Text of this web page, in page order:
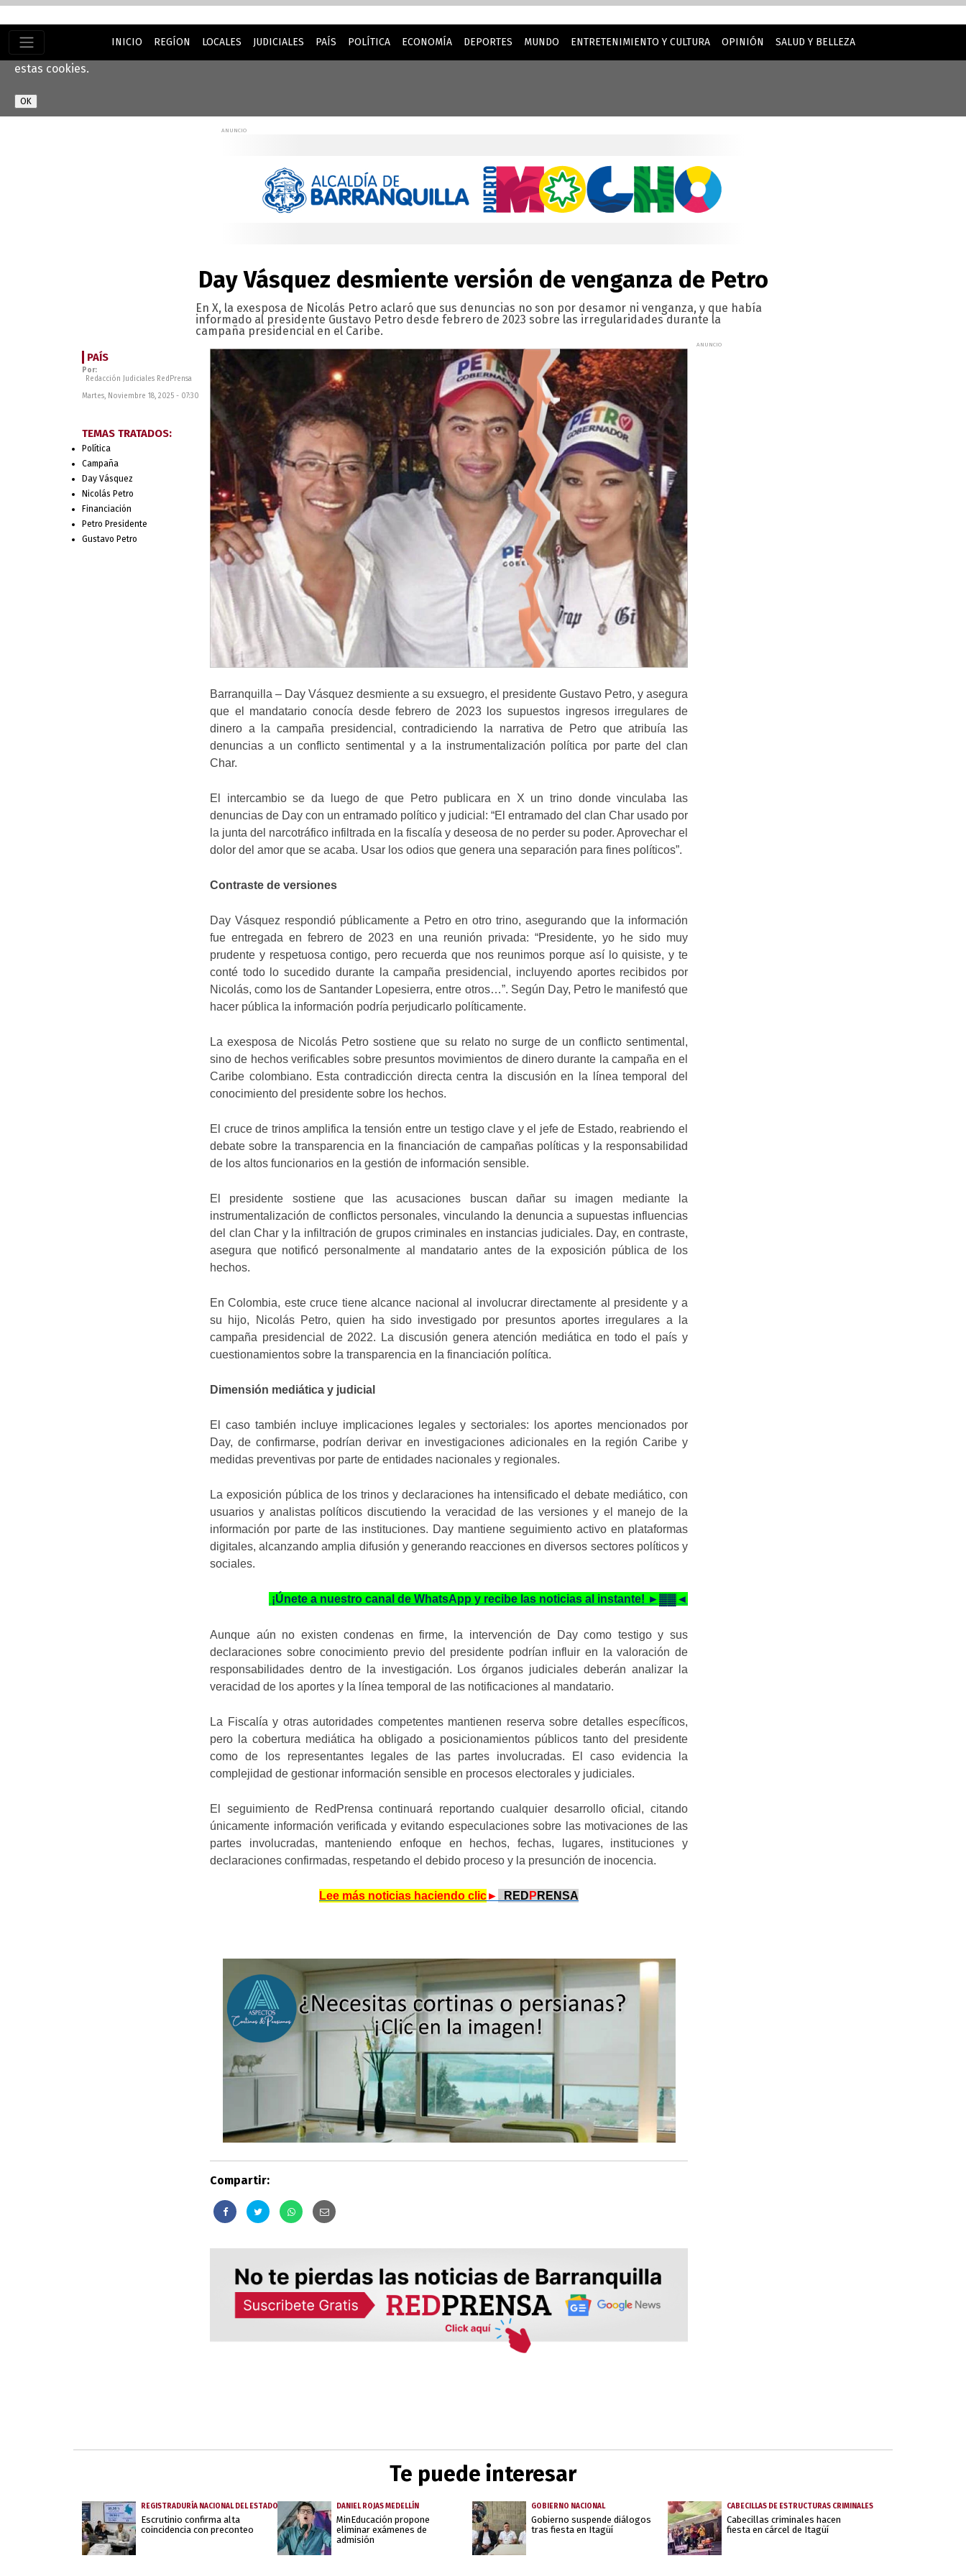
Este sitio web utiliza cookies para ayudarnos a brindarle la mejor experiencia cuando visita nuestro sitio web. Al continuar usando este sitio web, usted acepta nuestro uso de
estas cookies.
INICIO REGÍON LOCALES JUDICIALES PAÍS POLÍTICA ECONOMÍA DEPORTES MUNDO ENTRETENIMIENTO Y CULTURA OPINIÓN SALUD Y BELLEZA
Day Vásquez desmiente versión de venganza de Petro
En X, la exesposa de Nicolás Petro aclaró que sus denuncias no son por desamor ni venganza, y que había
informado al presidente Gustavo Petro desde febrero de 2023 sobre las irregularidades durante la
campaña presidencial en el Caribe.
PAÍS
Por:
Redacción Judiciales RedPrensa
Martes, Noviembre 18, 2025 - 07:30
TEMAS TRATADOS:
Política
Campaña
Day Vásquez
Nicolás Petro
Financiación
Petro Presidente
Gustavo Petro
Barranquilla – Day Vásquez desmiente a su exsuegro, el presidente Gustavo Petro, y asegura
que el mandatario conocía desde febrero de 2023 los supuestos ingresos irregulares de
dinero a la campaña presidencial, contradiciendo la narrativa de Petro que atribuía las
denuncias a un conflicto sentimental y a la instrumentalización política por parte del clan
Char.
El intercambio se da luego de que Petro publicara en X un trino donde vinculaba las
denuncias de Day con un entramado político y judicial: “El entramado del clan Char usado por
la junta del narcotráfico infiltrada en la fiscalía y deseosa de no perder su poder. Aprovechar el
dolor del amor que se acaba. Usar los odios que genera una separación para fines políticos”.
Contraste de versiones
Day Vásquez respondió públicamente a Petro en otro trino, asegurando que la información
fue entregada en febrero de 2023 en una reunión privada: “Presidente, yo he sido muy
prudente y respetuosa contigo, pero recuerda que nos reunimos porque así lo quisiste, y te
conté todo lo sucedido durante la campaña presidencial, incluyendo aportes recibidos por
Nicolás, como los de Santander Lopesierra, entre otros…”. Según Day, Petro le manifestó que
hacer pública la información podría perjudicarlo políticamente.
La exesposa de Nicolás Petro sostiene que su relato no surge de un conflicto sentimental,
sino de hechos verificables sobre presuntos movimientos de dinero durante la campaña en el
Caribe colombiano. Esta contradicción directa centra la discusión en la línea temporal del
conocimiento del presidente sobre los hechos.
El cruce de trinos amplifica la tensión entre un testigo clave y el jefe de Estado, reabriendo el
debate sobre la transparencia en la financiación de campañas políticas y la responsabilidad
de los altos funcionarios en la gestión de información sensible.
El presidente sostiene que las acusaciones buscan dañar su imagen mediante la
instrumentalización de conflictos personales, vinculando la denuncia a supuestas influencias
del clan Char y la infiltración de grupos criminales en instancias judiciales. Day, en contraste,
asegura que notificó personalmente al mandatario antes de la exposición pública de los
hechos.
En Colombia, este cruce tiene alcance nacional al involucrar directamente al presidente y a
su hijo, Nicolás Petro, quien ha sido investigado por presuntos aportes irregulares a la
campaña presidencial de 2022. La discusión genera atención mediática en todo el país y
cuestionamientos sobre la transparencia en la financiación política.
Dimensión mediática y judicial
El caso también incluye implicaciones legales y sectoriales: los aportes mencionados por
Day, de confirmarse, podrían derivar en investigaciones adicionales en la región Caribe y
medidas preventivas por parte de entidades nacionales y regionales.
La exposición pública de los trinos y declaraciones ha intensificado el debate mediático, con
usuarios y analistas políticos discutiendo la veracidad de las versiones y el manejo de la
información por parte de las instituciones. Day mantiene seguimiento activo en plataformas
digitales, alcanzando amplia difusión y generando reacciones en diversos sectores políticos y
sociales.
¡Únete a nuestro canal de WhatsApp y recibe las noticias al instante! ►▓▓◄
Aunque aún no existen condenas en firme, la intervención de Day como testigo y sus
declaraciones sobre conocimiento previo del presidente podrían influir en la valoración de
responsabilidades dentro de la investigación. Los órganos judiciales deberán analizar la
veracidad de los aportes y la línea temporal de las notificaciones al mandatario.
La Fiscalía y otras autoridades competentes mantienen reserva sobre detalles específicos,
pero la cobertura mediática ha obligado a posicionamientos públicos tanto del presidente
como de los representantes legales de las partes involucradas. El caso evidencia la
complejidad de gestionar información sensible en procesos electorales y judiciales.
El seguimiento de RedPrensa continuará reportando cualquier desarrollo oficial, citando
únicamente información verificada y evitando especulaciones sobre las motivaciones de las
partes involucradas, manteniendo enfoque en hechos, fechas, lugares, instituciones y
declaraciones confirmadas, respetando el debido proceso y la presunción de inocencia.
Lee más noticias haciendo clic► RED P RENSA
Compartir:
Te puede interesar
REGISTRADURÍA NACIONAL DEL ESTADO CIVIL
Escrutinio confirma alta
coincidencia con preconteo
DANIEL ROJAS MEDELLÍN
MinEducación propone
eliminar exámenes de
admisión
GOBIERNO NACIONAL
Gobierno suspende diálogos
tras fiesta en Itagüí
CABECILLAS DE ESTRUCTURAS CRIMINALES
Cabecillas criminales hacen
fiesta en cárcel de Itagüí